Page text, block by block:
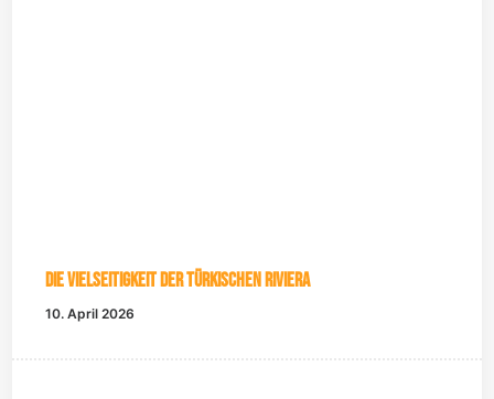
Die Vielseitigkeit der Türkischen Riviera
10. April 2026